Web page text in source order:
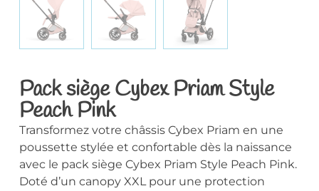
Pack siège Cybex Priam Style
Peach Pink
Transformez votre châssis Cybex Priam en une
poussette stylée et confortable dès la naissance
avec le pack siège Cybex Priam Style Peach Pink.
Doté d’un canopy XXL pour une protection